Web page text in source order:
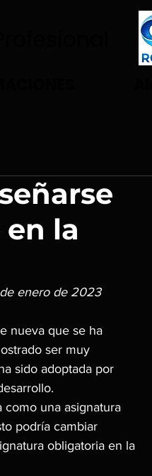
la
de enero de 2023
nueva que se ha
ser muy
sido adoptada por
como una asignatura
podría cambiar
obligatoria en la